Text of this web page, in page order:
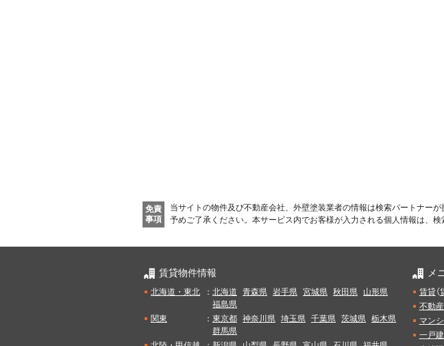
免責
事項
当サイトの物件及び不動産会社、外壁塗装業者の情報は検索パートナー
予めご了承ください。 本サービス内でお客様が入力される個人情報は、
賃貸物件情報
北海道・東北 ： 北海道 青森県 岩手県 宮城県 秋田県
山形県
福島県
関東
： 東京都 神奈川県 埼玉県 千葉県 茨城県 栃木県
群馬県
メ
賃貸（
不動
マン
一戸